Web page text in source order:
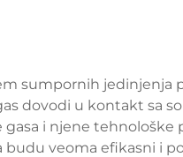
sumpornih jedinjenja
dovodi u kontakt sa
i njene tehnološke
veoma efikasni i